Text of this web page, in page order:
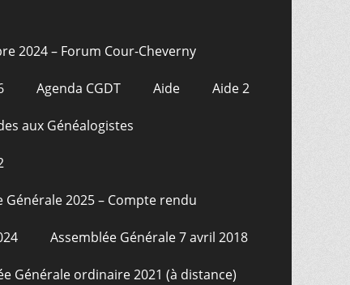
2024 – Forum Cour-Cheverny
Agenda CGDT Aide Aide 2
aux Généalogistes
Générale 2025 – Compte rendu
Assemblée Générale 7 avril 2018
Générale ordinaire 2021 (à distance)